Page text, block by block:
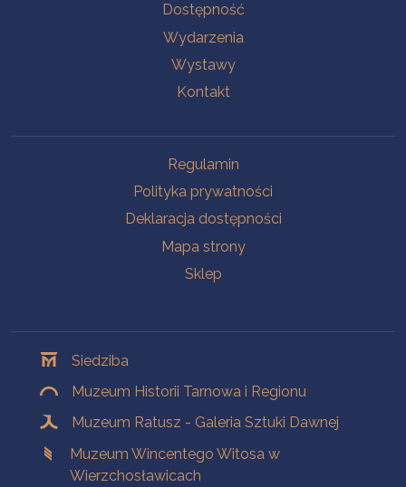
Dostępność
Wydarzenia
Wystawy
Kontakt
Regulamin
Polityka prywatności
Deklaracja dostępności
Mapa strony
Sklep
Siedziba
Muzeum Historii Tarnowa i Regionu
Muzeum Ratusz - Galeria Sztuki Dawnej
Muzeum Wincentego Witosa w
Wierzchosławicach